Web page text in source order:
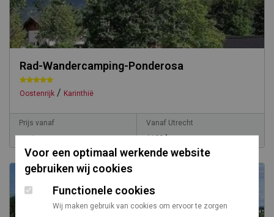
Voor een optimaal werkende website
gebruiken wij cookies
Functionele cookies
Wij maken gebruik van cookies om ervoor te zorgen
Rad-Wandercamping-Ponderosa
Oostenrijk / Karinthië
Prijs vanaf
n.v.t.
Vanaf Utrecht
1108 km